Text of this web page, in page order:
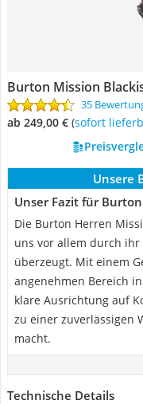
Burton Mission
35
ab 249,00 € ( Sofort
Unsere
Unser Fazit für
Die Burton Herren
uns vor allem durch ihr
überzeugt. Mit einem
angenehmen Bereich
klare Ausrichtung auf
zu einer zuverlässigen
macht.
Technische Details